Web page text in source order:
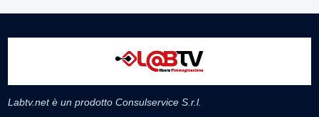
Labtv.net è un prodotto Consulservice S.r.l.